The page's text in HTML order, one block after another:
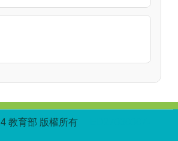
教育部 版權所有